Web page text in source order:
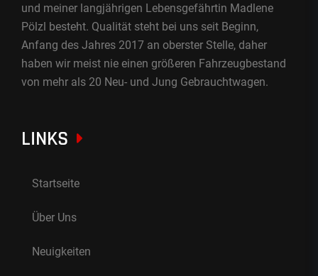
und meiner langjährigen Lebensgefährtin Madlene
Pölzl besteht. Qualität steht bei uns seit Beginn,
Anfang des Jahres 2017 an oberster Stelle, daher
haben wir meist nie einen größeren Fahrzeugbestand
von mehr als 20 Neu- und Jung Gebrauchtwagen.
LINKS
Startseite
Über Uns
Neuigkeiten